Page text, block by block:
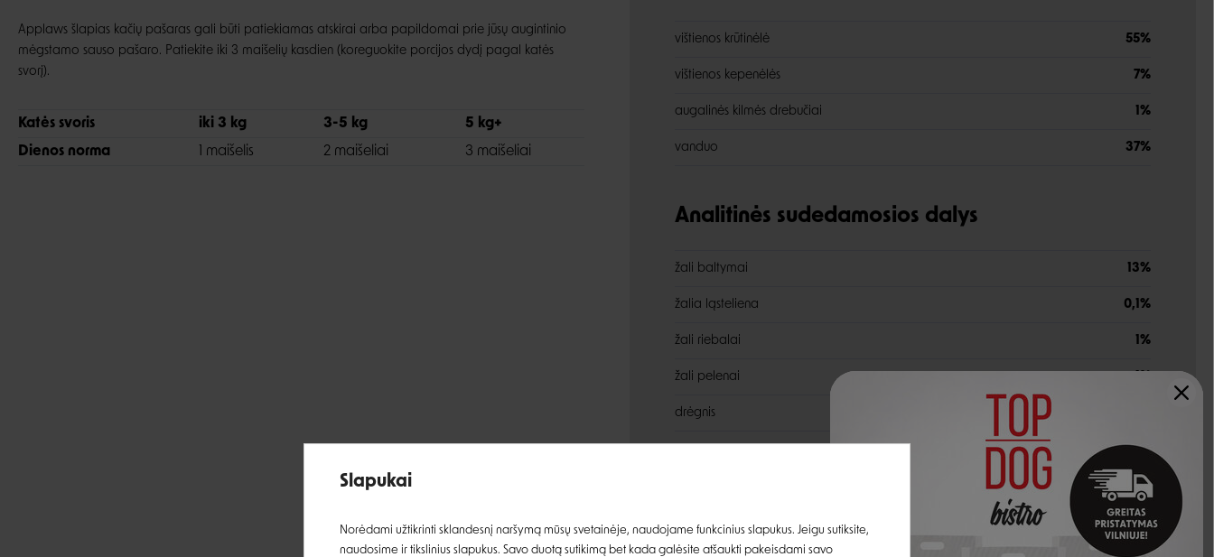
Applaws šlapias kačių pašaras gali būti patiekiamas atskirai arba papildomai prie jūsų augintinio
mėgstamo sauso pašaro. Patiekite iki 3 maišelių kasdien (koreguokite porcijos dydį pagal katės
svorį).
Katės svoris iki 3 kg 3-5 kg
5 kg+
Dienos norma
1 maišelis 2 maišeliai 3 maišeliai
vištienos krūtinėlė 55%
vištienos kepenėlės 7%
augalinės kilmės drebučiai 1%
vanduo 37%
Analitinės sudedamosios dalys
žali baltymai 13%
žalia ląsteliena 0,1%
žali riebalai 1%
žali pelenai
drėgnis
Slapukai
Norėdami užtikrinti sklandesnį naršymą mūsų svetainėje, naudojame funkcinius slapukus. Jeigu sutiksite,
naudosime ir tikslinius slapukus. Savo duotą sutikimą bet kada galėsite atšaukti pakeisdami savo